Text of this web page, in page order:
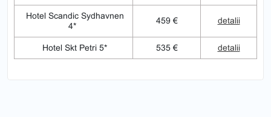
Hotel Scandic Sydhavnen
4*
459 € detalii
Hotel Skt Petri 5* 535 € detalii